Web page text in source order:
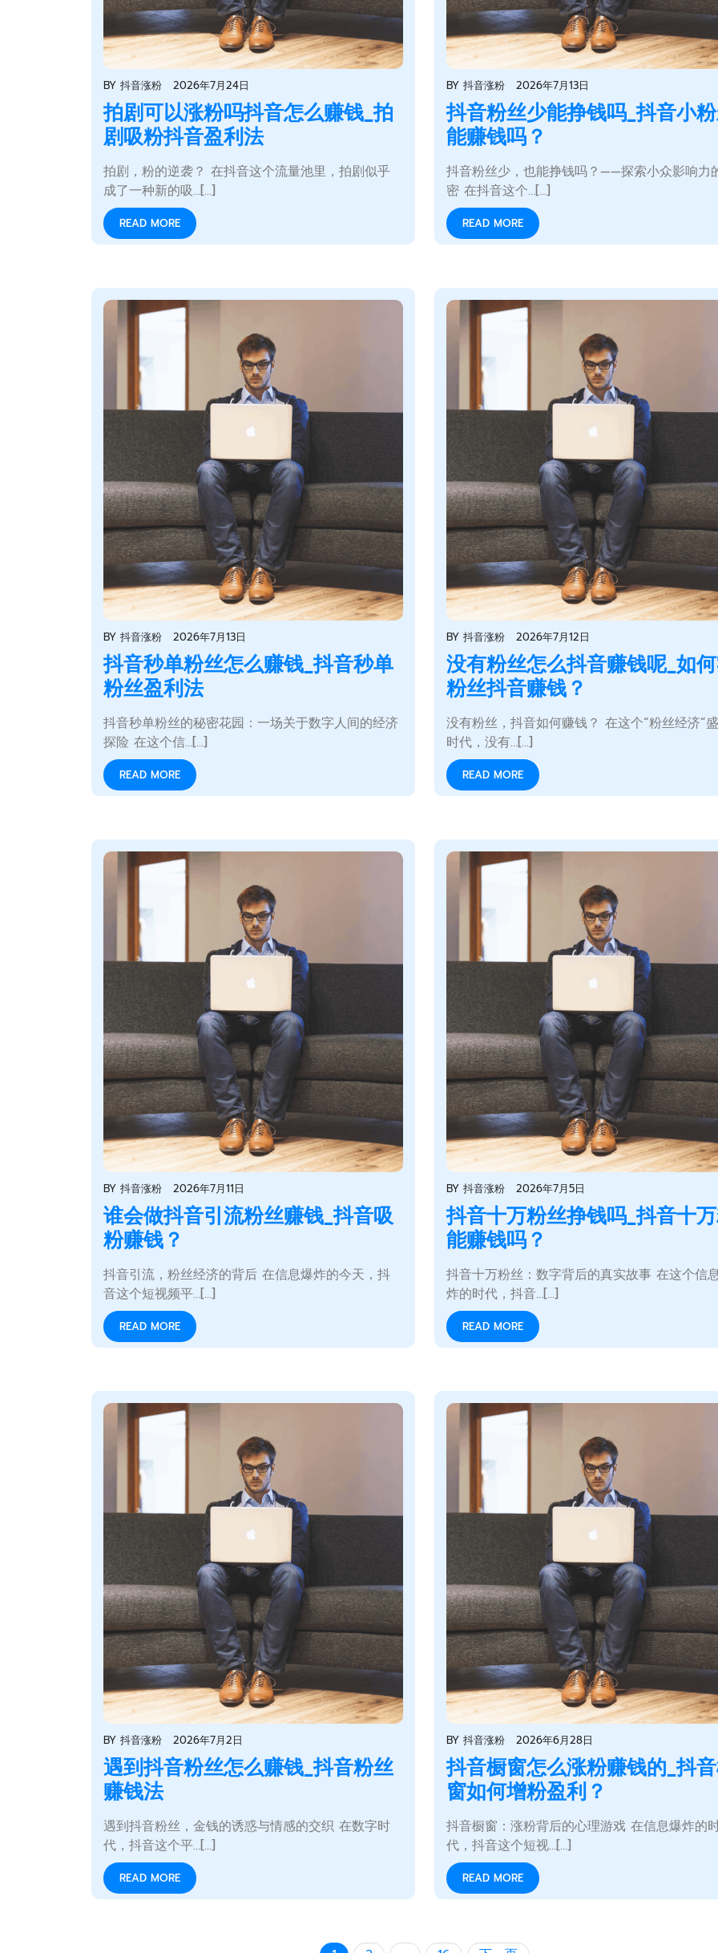
BY 抖音涨粉 2026年7月24日
拍剧可以涨粉吗抖音怎么赚钱_拍
剧吸粉抖音盈利法
拍剧，粉的逆袭？ 在抖音这个流量池里，拍剧似乎
成了一种新的吸…[...]
READ MORE
BY 抖音涨粉 2026年7月13日
抖音粉丝少能挣钱吗_抖音小
能赚钱吗？
抖音粉丝少，也能挣钱吗？——探索小众影响力
密 在抖音这个…[...]
READ MORE
BY 抖音涨粉 2026年7月13日
抖音秒单粉丝怎么赚钱_抖音秒单
粉丝盈利法
抖音秒单粉丝的秘密花园：一场关于数字人间的经济
探险 在这个信…[...]
READ MORE
BY 抖音涨粉 2026年7月12日
没有粉丝怎么抖音赚钱呢_如
粉丝抖音赚钱？
没有粉丝，抖音如何赚钱？ 在这个“粉丝经济”
时代，没有…[...]
READ MORE
BY 抖音涨粉 2026年7月11日
谁会做抖音引流粉丝赚钱_抖音吸
粉赚钱？
抖音引流，粉丝经济的背后 在信息爆炸的今天，抖
音这个短视频平…[...]
READ MORE
BY 抖音涨粉 2026年7月5日
抖音十万粉丝挣钱吗_抖音十
能赚钱吗？
抖音十万粉丝：数字背后的真实故事 在这个信
炸的时代，抖音…[...]
READ MORE
BY 抖音涨粉 2026年7月2日
遇到抖音粉丝怎么赚钱_抖音粉丝
赚钱法
遇到抖音粉丝，金钱的诱惑与情感的交织 在数字时
代，抖音这个平…[...]
READ MORE
BY 抖音涨粉 2026年6月28日
抖音橱窗怎么涨粉赚钱的_抖
窗如何增粉盈利？
抖音橱窗：涨粉背后的心理游戏 在信息爆炸的
代，抖音这个短视…[...]
READ MORE